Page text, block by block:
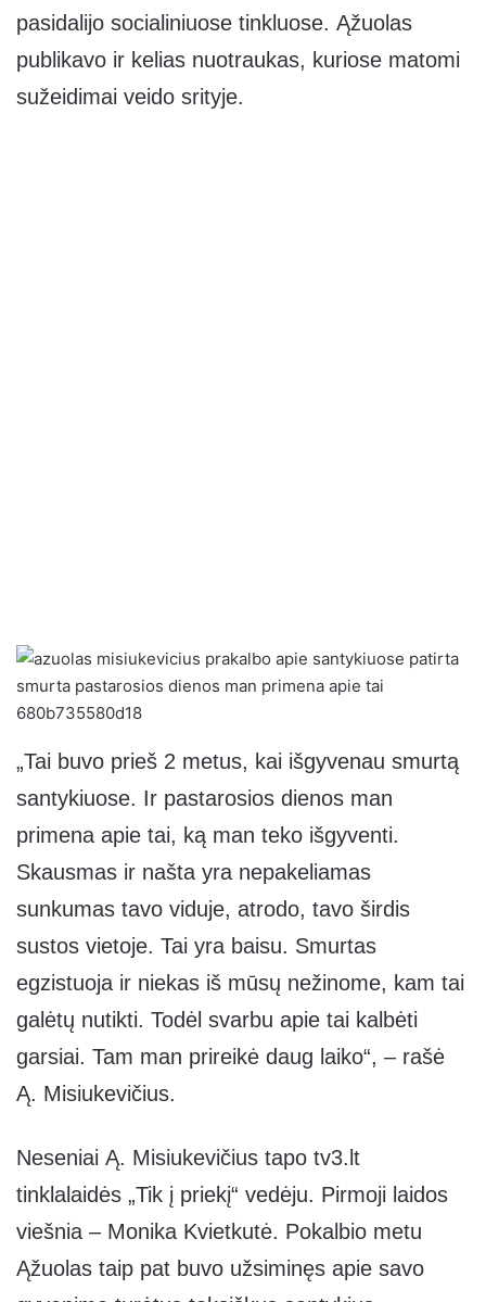
pasidalijo socialiniuose tinkluose. Ąžuolas
publikavo ir kelias nuotraukas, kuriose matomi
sužeidimai veido srityje.
„Tai buvo prieš 2 metus, kai išgyvenau smurtą
santykiuose. Ir pastarosios dienos man
primena apie tai, ką man teko išgyventi.
Skausmas ir našta yra nepakeliamas
sunkumas tavo viduje, atrodo, tavo širdis
sustos vietoje. Tai yra baisu. Smurtas
egzistuoja ir niekas iš mūsų nežinome, kam tai
galėtų nutikti. Todėl svarbu apie tai kalbėti
garsiai. Tam man prireikė daug laiko“, – rašė
Ą. Misiukevičius.
Neseniai Ą. Misiukevičius tapo tv3.lt
tinklalaidės „Tik į priekį“ vedėju. Pirmoji laidos
viešnia – Monika Kvietkutė. Pokalbio metu
Ąžuolas taip pat buvo užsiminęs apie savo